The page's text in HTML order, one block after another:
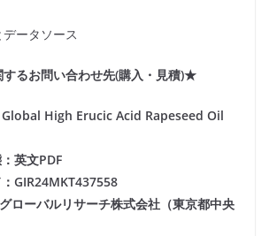
データソース
るお問い合わせ先(購入・見積)★
Global High Erucic Acid Rapeseed Oil
英文PDF
GIR24MKT437558
ローバルリサーチ株式会社（東京都中央